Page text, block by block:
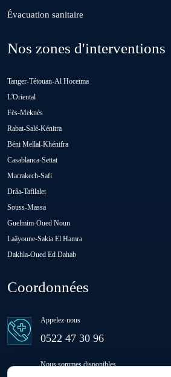
Khouribga
Loulad
Oulad H'Riz Sahel
Oulad Saïd
Ras El Aïn
Évacuation sanitaire
Nos zones d'interventions
Tanger-Tétouan-Al Hoceïma
L'Oriental
Fès-Meknès
Rabat-Salé-Kénitra
Béni Mellal-Khénifra
Casablanca-Settat
Marrakech-Safi
Drâa-Tafilalet
Souss-Massa
Guelmim-Oued Noun
Laâyoune-Sakia El Hamra
Dakhla-Oued Ed Dahab
Coordonnées
Appelez-nous
0522 47 30 96
Nous sommes disponibles